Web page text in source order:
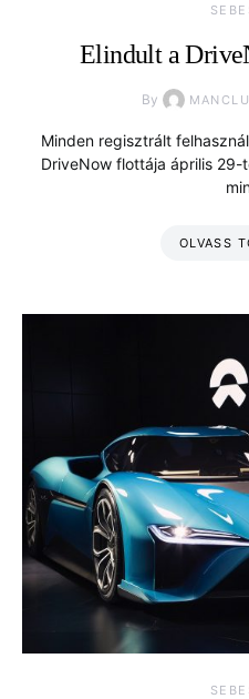
Elindult a
By
Minden regisztrált
DriveNow flottája április
OLVASS